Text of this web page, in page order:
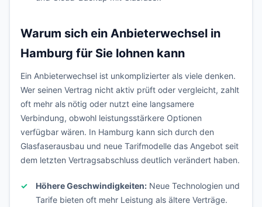
Warum sich ein Anbieterwechsel in
Hamburg für Sie lohnen kann
Ein Anbieterwechsel ist unkomplizierter als viele denken.
Wer seinen Vertrag nicht aktiv prüft oder vergleicht, zahlt
oft mehr als nötig oder nutzt eine langsamere
Verbindung, obwohl leistungsstärkere Optionen
verfügbar wären. In Hamburg kann sich durch den
Glasfaserausbau und neue Tarifmodelle das Angebot seit
dem letzten Vertragsabschluss deutlich verändert haben.
Höhere Geschwindigkeiten: Neue Technologien und
Tarife bieten oft mehr Leistung als ältere Verträge.